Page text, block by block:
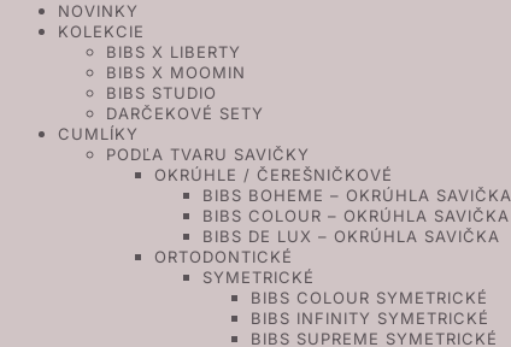
NOVINKY
KOLEKCIE
BIBS X LIBERTY
BIBS X MOOMIN
BIBS STUDIO
DARČEKOVÉ SETY
CUMLÍKY
PODĽA TVARU SAVIČKY
OKRÚHLE / ČEREŠNIČKOVÉ
BIBS BOHEME – OKRÚHLA SAVIČKA
BIBS COLOUR – OKRÚHLA SAVIČKA
BIBS DE LUX – OKRÚHLA SAVIČKA
ORTODONTICKÉ
SYMETRICKÉ
BIBS COLOUR SYMETRICKÉ
BIBS INFINITY SYMETRICKÉ
BIBS SUPREME SYMETRICKÉ